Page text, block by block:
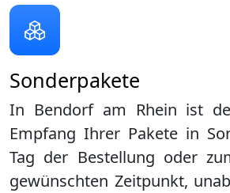
Sonderpakete
In Bendorf am Rhein ist
Empfang Ihrer Pakete in
Tag der Bestellung oder
gewünschten Zeitpunkt,